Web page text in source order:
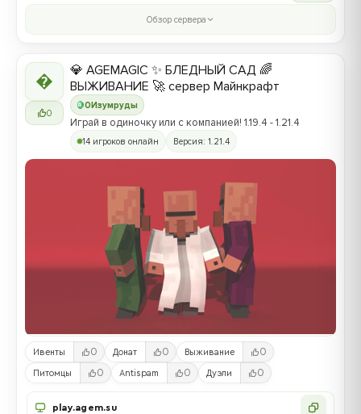
Обзор сервера

0
0Изумруды
💎 AGEMAGIC ✨ БЛЕДНЫЙ САД 🌈
ВЫЖИВАНИЕ 🚀 сервер Майнкрафт
Играй в одиночку или с компанией! 1.19.4 - 1.21.4
14 игроков онлайн Версия: 1.21.4
Ивенты 0 Донат 0 Выживание 0
Питомцы 0 Antispam 0 Дуэли 0
play.agem.su